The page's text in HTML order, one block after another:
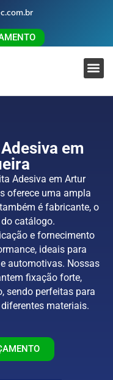
em
Adesiva em Artur
oferece uma ampla
é fabricante, o
catálogo.
e fornecimento
ideais para
automotivas. Nossas
fixação forte,
sendo perfeitas para
materiais.